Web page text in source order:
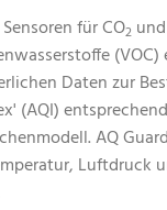
für CO2
Daten zur
(AQI)
AQ
Luftdruck